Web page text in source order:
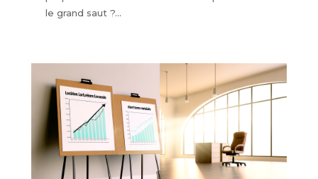
le grand saut ?...